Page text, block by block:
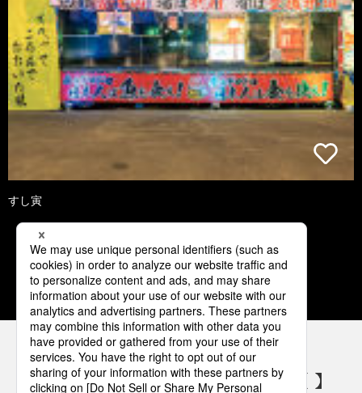
すし寅
1 2 3
パナソニックの電気設備 SNSアカウント